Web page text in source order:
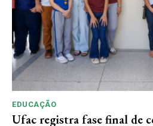
EDUCAÇÃO
Ufac registra fase final de